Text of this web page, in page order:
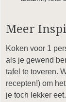
Meer
Koken voor 1
als je gewend
tafel te toveren.
recepten!) om
je toch lekker